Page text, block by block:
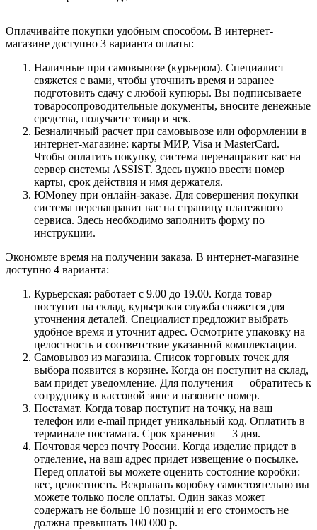
Оплачивайте покупки удобным способом. В интернет-
магазине доступно 3 варианта оплаты:
Наличные при самовывозе (курьером). Специалист
свяжется с вами, чтобы уточнить время и заранее
подготовить сдачу с любой купюры. Вы подписываете
товаросопроводительные документы, вносите денежные
средства, получаете товар и чек.
Безналичный расчет при самовывозе или оформлении в
интернет-магазине: карты МИР, Visa и MasterCard.
Чтобы оплатить покупку, система перенаправит вас на
сервер системы ASSIST. Здесь нужно ввести номер
карты, срок действия и имя держателя.
ЮMoney при онлайн-заказе. Для совершения покупки
система перенаправит вас на страницу платежного
сервиса. Здесь необходимо заполнить форму по
инструкции.
Экономьте время на получении заказа. В интернет-магазине
доступно 4 варианта:
Курьерская: работает с 9.00 до 19.00. Когда товар
поступит на склад, курьерская служба свяжется для
уточнения деталей. Специалист предложит выбрать
удобное время и уточнит адрес. Осмотрите упаковку на
целостность и соответствие указанной комплектации.
Самовывоз из магазина. Список торговых точек для
выбора появится в корзине. Когда он поступит на склад,
вам придет уведомление. Для получения — обратитесь к
сотруднику в кассовой зоне и назовите номер.
Постамат. Когда товар поступит на точку, на ваш
телефон или e-mail придет уникальный код. Оплатить в
терминале постамата. Срок хранения — 3 дня.
Почтовая через почту России. Когда изделие придет в
отделение, на ваш адрес придет извещение о посылке.
Перед оплатой вы можете оценить состояние коробки:
вес, целостность. Вскрывать коробку самостоятельно вы
можете только после оплаты. Один заказ может
содержать не больше 10 позиций и его стоимость не
должна превышать 100 000 р.